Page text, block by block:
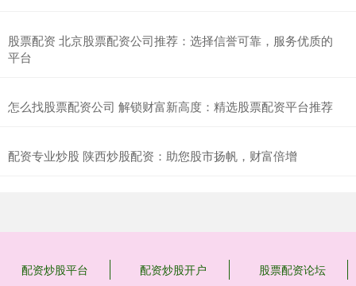
股票配资 北京股票配资公司推荐：选择信誉可靠，服务优质的
平台
怎么找股票配资公司 解锁财富新高度：精选股票配资平台推荐
配资专业炒股 陕西炒股配资：助您股市扬帆，财富倍增
配资炒股平台 配资炒股开户 股票配资论坛